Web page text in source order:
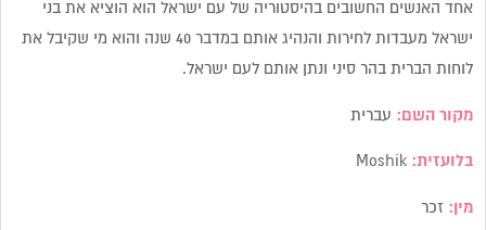
אחד האנשים החשובים בהיסטוריה של עם ישראל הוא הוציא את בני
ישראל מעבדות לחירות והנהיג אותם במדבר 40 שנה והוא מי שקיבל את
לוחות הברית בהר סיני ונתן אותם לעם ישראל.
מקור השם: עברית
בלועזית: Moshik
מין: זכר